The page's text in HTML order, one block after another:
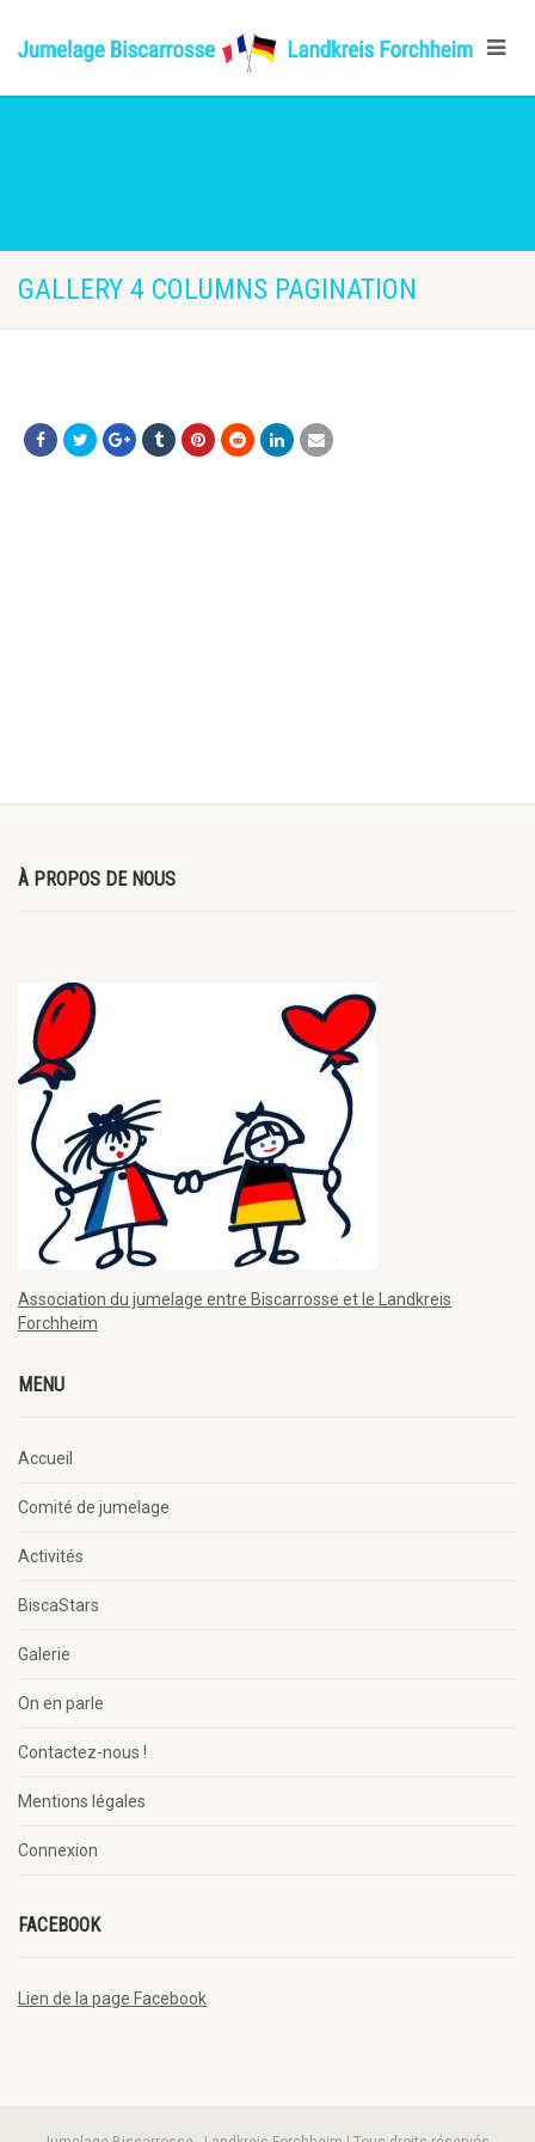
GALLERY 4 COLUMNS PAGINATION
À PROPOS DE NOUS
Association du jumelage entre Biscarrosse et le Landkreis
Forchheim
MENU
Accueil
Comité de jumelage
Activités
BiscaStars
Galerie
On en parle
Contactez-nous !
Mentions légales
Connexion
FACEBOOK
Lien de la page Facebook